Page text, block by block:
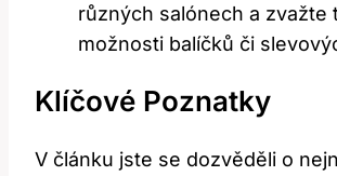
různých salónech a zvažte
možnosti balíčků či
Klíčové Poznatky
V článku jste se dozvěděli o